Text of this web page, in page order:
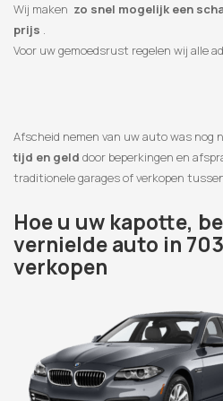
Wij maken zo snel mogelijk een
prijs .
Voor uw gemoedsrust regelen wij alle
Afscheid nemen van uw auto was nog
tijd en geld door beperkingen en
traditionele garages of verkopen
Hoe u uw kapotte,
vernielde auto in
verkopen